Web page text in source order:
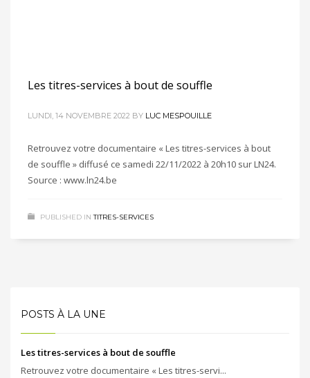
Les titres-services à bout de souffle
LUNDI, 14 NOVEMBRE 2022 BY LUC MESPOUILLE
Retrouvez votre documentaire « Les titres-services à bout
de souffle » diffusé ce samedi 22/11/2022 à 20h10 sur LN24.
Source : www.ln24.be
PUBLISHED IN TITRES-SERVICES
POSTS À LA UNE
Les titres-services à bout de souffle
Retrouvez votre documentaire « Les titres-servi...